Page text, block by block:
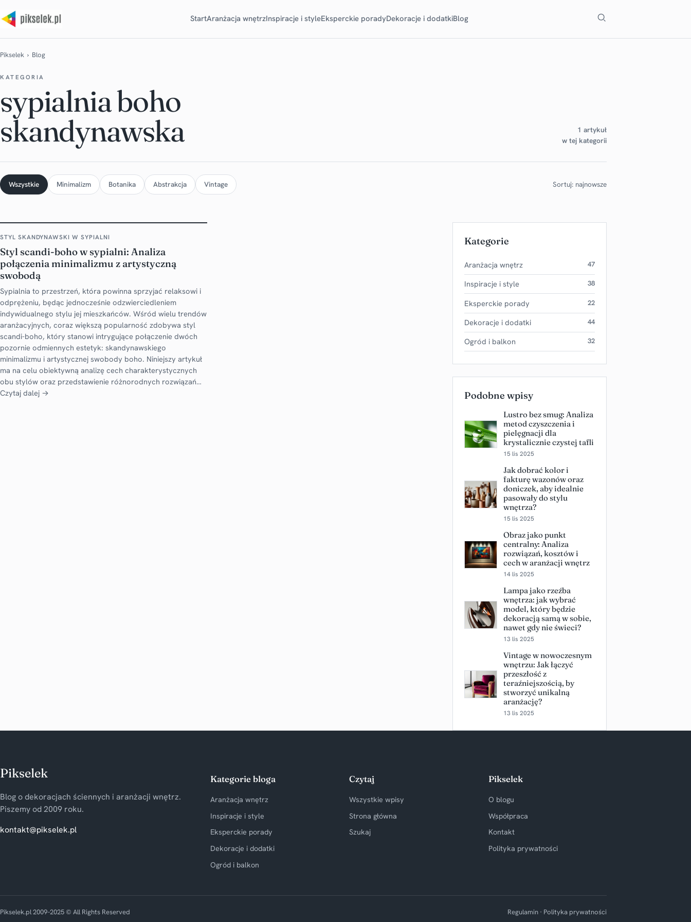
StartAranżacja wnętrzInspiracje i styleEksperckie poradyDekoracje i dodatkiBlog
Pikselek › Blog
KATEGORIA
sypialnia boho
skandynawska
1 artykuł
w tej kategorii
Wszystkie Minimalizm Botanika Abstrakcja Vintage Sortuj: najnowsze
STYL SKANDYNAWSKI W SYPIALNI
Styl scandi-boho w sypialni: Analiza
połączenia minimalizmu z artystyczną
swobodą
Sypialnia to przestrzeń, która powinna sprzyjać relaksowi i
odprężeniu, będąc jednocześnie odzwierciedleniem
indywidualnego stylu jej mieszkańców. Wśród wielu trendów
aranżacyjnych, coraz większą popularność zdobywa styl
scandi-boho, który stanowi intrygujące połączenie dwóch
pozornie odmiennych estetyk: skandynawskiego
minimalizmu i artystycznej swobody boho. Niniejszy artykuł
ma na celu obiektywną analizę cech charakterystycznych
obu stylów oraz przedstawienie różnorodnych rozwiązań…
Czytaj dalej →
Kategorie
Aranżacja wnętrz 47
Inspiracje i style 38
Eksperckie porady 22
Dekoracje i dodatki 44
Ogród i balkon 32
Podobne wpisy
Lustro bez smug: Analiza
metod czyszczenia i
pielęgnacji dla
krystalicznie czystej tafli
15 lis 2025
Jak dobrać kolor i
fakturę wazonów oraz
doniczek, aby idealnie
pasowały do stylu
wnętrza?
15 lis 2025
Obraz jako punkt
centralny: Analiza
rozwiązań, kosztów i
cech w aranżacji wnętrz
14 lis 2025
Lampa jako rzeźba
wnętrza: jak wybrać
model, który będzie
dekoracją samą w sobie,
nawet gdy nie świeci?
13 lis 2025
Vintage w nowoczesnym
wnętrzu: Jak łączyć
przeszłość z
teraźniejszością, by
stworzyć unikalną
aranżację?
13 lis 2025
Pikselek
Blog o dekoracjach ściennych i aranżacji wnętrz.
Piszemy od 2009 roku.
kontakt@pikselek.pl
Kategorie bloga
Aranżacja wnętrz
Inspiracje i style
Eksperckie porady
Dekoracje i dodatki
Ogród i balkon
Czytaj
Wszystkie wpisy
Strona główna
Szukaj
Pikselek
O blogu
Współpraca
Kontakt
Polityka prywatności
Pikselek.pl 2009–2025 © All Rights Reserved Regulamin · Polityka prywatności